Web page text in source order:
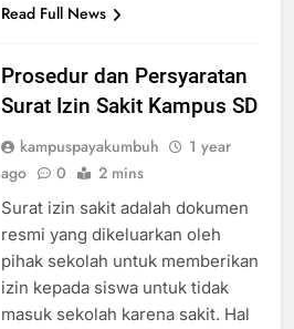
Read Full News
Prosedur dan Persyaratan
Surat Izin Sakit Kampus SD
kampuspayakumbuh
1 year
ago
0 2 mins
Surat izin sakit adalah dokumen
resmi yang dikeluarkan oleh
pihak sekolah untuk memberikan
izin kepada siswa untuk tidak
masuk sekolah karena sakit. Hal